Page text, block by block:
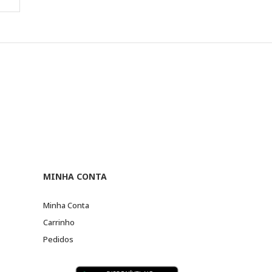
MINHA CONTA
Minha Conta
Carrinho
Pedidos